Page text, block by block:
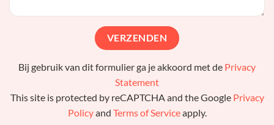
Bij gebruik van dit formulier ga je akkoord met de Privacy
Statement
This site is protected by reCAPTCHA and the Google Privacy
Policyand Terms of Serviceapply.